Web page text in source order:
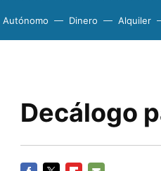
Autónomo Dinero Alquiler
Decálogo